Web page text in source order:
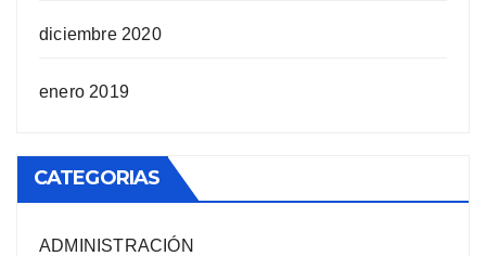
diciembre 2020
enero 2019
CATEGORIAS
ADMINISTRACIÓN